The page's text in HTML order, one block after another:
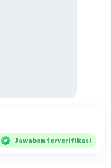
Jawaban terverifikasi